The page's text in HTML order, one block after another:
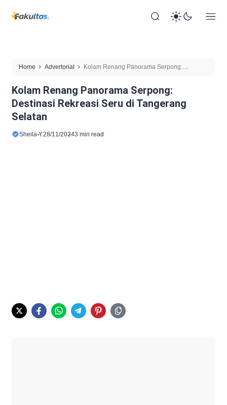
Home Advertorial
Kolam Renang Panorama Serpong:
Kolam Renang Panorama Serpong:
Destinasi Rekreasi Seru di Tangerang
Selatan
Sheila Y.28/11/20243 min read